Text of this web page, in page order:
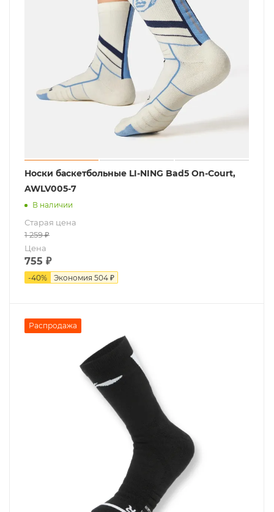
Носки баскетбольные LI-NING Bad5 On-Court,
AWLV005-7
В наличии
Старая цена
1 259₽
Цена
755 ₽
-40% Экономия 504 ₽
Распродажа